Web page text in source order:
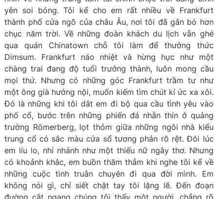
yên soi bóng. Tôi kể cho em rất nhiều về Frankfurt
thành phố cửa ngõ của châu Âu, nơi tôi đã gắn bó hơn
chục năm trời. Về những đoàn khách du lịch vẫn ghé
qua quán Chinatown chỗ tôi làm để thưởng thức
Dimsum. Frankfurt náo nhiệt và hừng hực như một
chàng trai đang độ tuổi trưởng thành, luôn mong cầu
mọi thứ. Nhưng có những góc Frankfurt trầm tư như
một ông già hướng nội, muốn kiếm tìm chút kí ức xa xôi.
Đó là những khi tôi dắt em đi bộ qua cầu tình yêu vào
phố cổ, bước trên những phiến đá nhẵn thín ở quảng
trường Römerberg, lọt thỏm giữa những ngôi nhà kiểu
trung cổ có sắc màu cửa sổ tương phản rõ rệt. Đôi lúc
em líu lo, nhí nhảnh như một thiếu nữ ngây thơ. Nhưng
có khoảnh khắc, em buồn thăm thẳm khi nghe tôi kể về
những cuộc tình truân chuyên đi qua đời mình. Em
không nói gì, chỉ siết chặt tay tôi lặng lẽ. Đến đoạn
đường cắt ngang chúng tôi thấy một người, chẳng rõ